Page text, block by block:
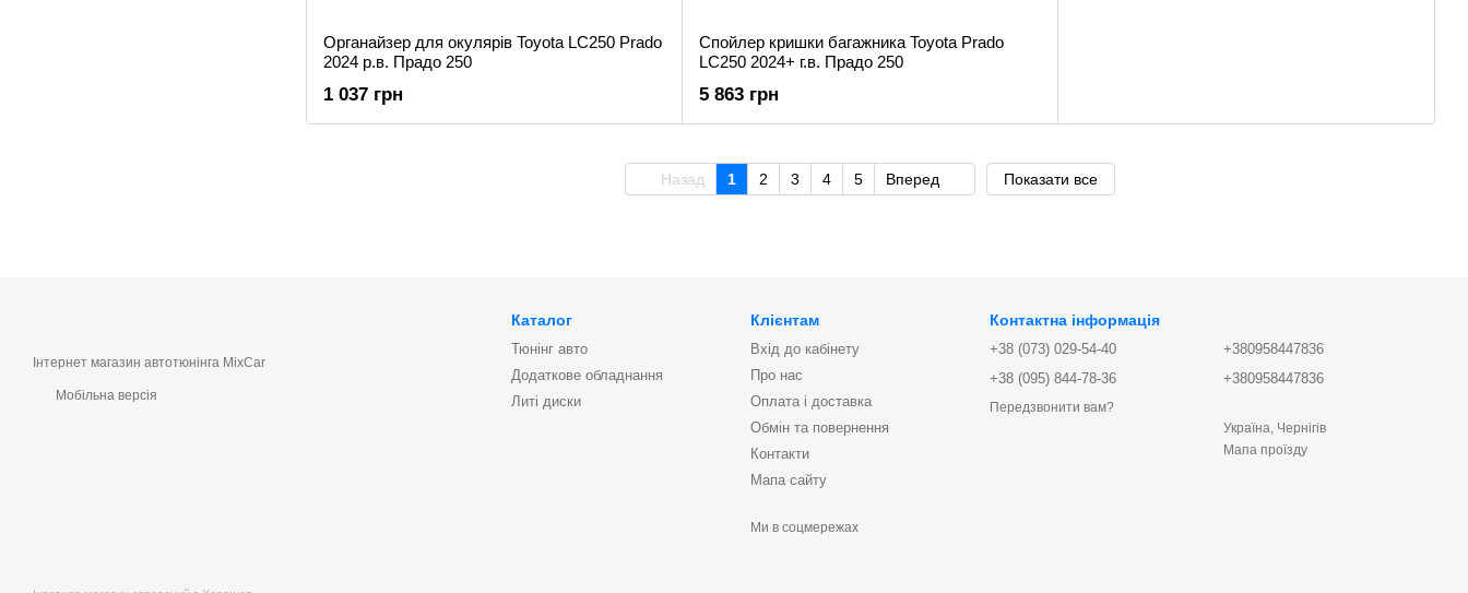
Органайзер для окулярів Toyota LC250 Prado
2024 р.в. Прадо 250
1 037 грн
Спойлер кришки багажника Toyota Prado
LC250 2024+ г.в. Прадо 250
5 863 грн
Назад 1 2 3 4 5 Вперед Показати все
Інтернет магазин автотюнінга MixCar
Мобільна версія
Каталог
Тюнінг авто
Додаткове обладнання
Литі диски
Клієнтам
Вхід до кабінету
Про нас
Оплата і доставка
Обмін та повернення
Контакти
Мапа сайту
Ми в соцмережах
Контактна інформація
+38 (073) 029-54-40
+38 (095) 844-78-36
Передзвонити вам?
+380958447836
+380958447836
Україна, Чернігів
Мапа проїзду